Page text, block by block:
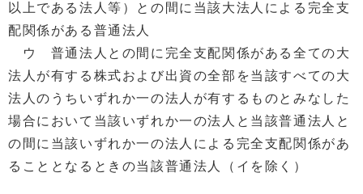
以上である法人等）との間に当該大法人による完全支
配関係がある普通法人
ウ 普通法人との間に完全支配関係がある全ての大
法人が有する株式および出資の全部を当該すべての大
法人のうちいずれか一の法人が有するものとみなした
場合において当該いずれか一の法人と当該普通法人と
の間に当該いずれか一の法人による完全支配関係があ
ることとなるときの当該普通法人（イを除く）